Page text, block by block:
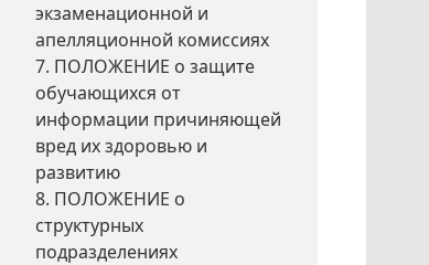
экзаменационной и
апелляционной комиссиях
7. ПОЛОЖЕНИЕ о защите
обучающихся от
информации причиняющей
вред их здоровью и
развитию
8. ПОЛОЖЕНИЕ о
структурных
подразделениях